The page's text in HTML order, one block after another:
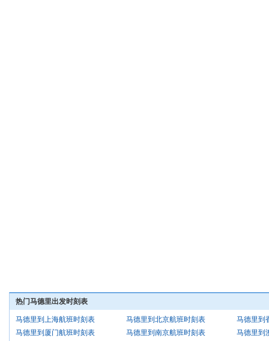
热门马德里出发时刻表
马德里到上海航班时刻表 马德里到北京航班时刻表
马德里到
马德里到厦门航班时刻表
马德里到南京航班时刻表
马德里到